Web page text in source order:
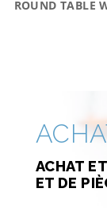
ROUND TABLE
ACHAT
ET DE